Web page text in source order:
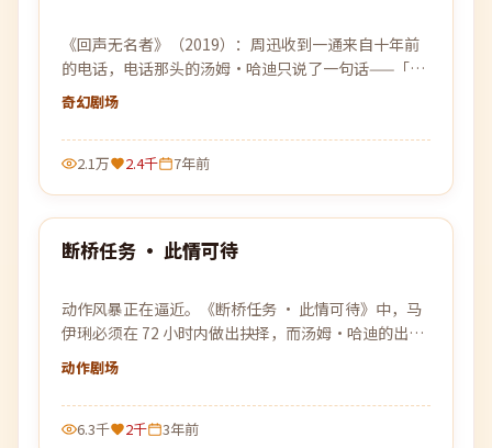
《回声无名者》（2019）：周迅收到一通来自十年前
的电话，电话那头的汤姆·哈迪只说了一句话——「别
回来」。
奇幻剧场
2.1万 2.4千 7年前
最新
99:14
断桥任务 · 此情可待
动作风暴正在逼近。《断桥任务 · 此情可待》中，马
伊琍必须在 72 小时内做出抉择，而汤姆·哈迪的出现
让所有计划被彻底打乱。
动作剧场
6.3千 2千 3年前